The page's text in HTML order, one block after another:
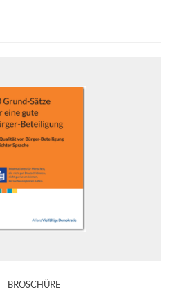
BROSCHÜRE: gehört auch, an